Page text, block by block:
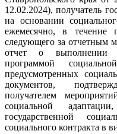
12.02.2024), получатель
на основании
ежемесячно, в течение
следующего за отчетным
отчет о выполнении
программой
предусмотренных
документов,
получателем
социальной
государственной
социального контракта в